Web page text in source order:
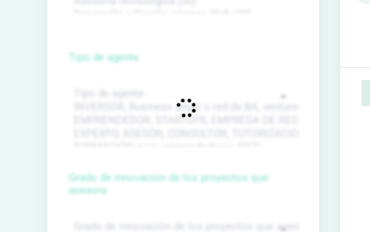
Tipo de agente
Grado de innovación de los proyectos que
asesora